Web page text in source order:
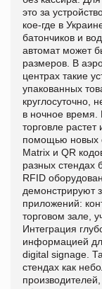
это за
кое-где в
батончиков и
автомат может
размеров. В
центрах такие
упакованных
круглосуточно,
в ночное
торговле
помощью новых
Matrix и QR
разных стендах
RFID
демонстрируют
приложений:
торговом зале,
Интеграция
информацией
digital signage.
стендах как